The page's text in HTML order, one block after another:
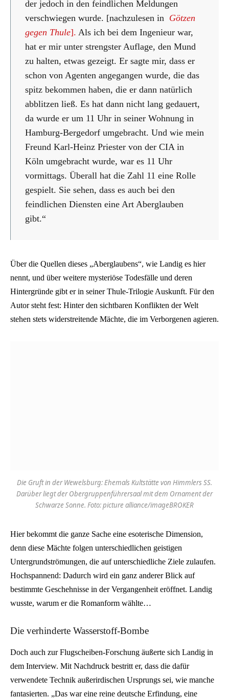
der jedoch in den feindlichen Meldungen
verschwiegen wurde. [nachzulesen in Götzen
gegen Thule]. Als ich bei dem Ingenieur war,
hat er mir unter strengster Auflage, den Mund
zu halten, etwas gezeigt. Er sagte mir, dass er
schon von Agenten angegangen wurde, die das
spitz bekommen haben, die er dann natürlich
abblitzen ließ. Es hat dann nicht lang gedauert,
da wurde er um 11 Uhr in seiner Wohnung in
Hamburg-Bergedorf umgebracht. Und wie mein
Freund Karl-Heinz Priester von der CIA in
Köln umgebracht wurde, war es 11 Uhr
vormittags. Überall hat die Zahl 11 eine Rolle
gespielt. Sie sehen, dass es auch bei den
feindlichen Diensten eine Art Aberglauben
gibt.“
Über die Quellen dieses „Aberglaubens“, wie Landig es hier
nennt, und über weitere mysteriöse Todesfälle und deren
Hintergründe gibt er in seiner Thule-Trilogie Auskunft. Für den
Autor steht fest: Hinter den sichtbaren Konflikten der Welt
stehen stets widerstreitende Mächte, die im Verborgenen agieren.
Die Gruft in der Wewelsburg: Ehemals Kultstätte von Himmlers SS.
Darüber liegt der Obergruppenführersaal mit dem Ornament der
Schwarze Sonne. Foto: picture alliance/imageBROKER
Hier bekommt die ganze Sache eine esoterische Dimension,
denn diese Mächte folgen unterschiedlichen geistigen
Untergrundströmungen, die auf unterschiedliche Ziele zulaufen.
Hochspannend: Dadurch wird ein ganz anderer Blick auf
bestimmte Geschehnisse in der Vergangenheit eröffnet. Landig
wusste, warum er die Romanform wählte…
Die verhinderte Wasserstoff-Bombe
Doch auch zur Flugscheiben-Forschung äußerte sich Landig in
dem Interview. Mit Nachdruck bestritt er, dass die dafür
verwendete Technik außerirdischen Ursprungs sei, wie manche
fantasierten. „Das war eine reine deutsche Erfindung, eine